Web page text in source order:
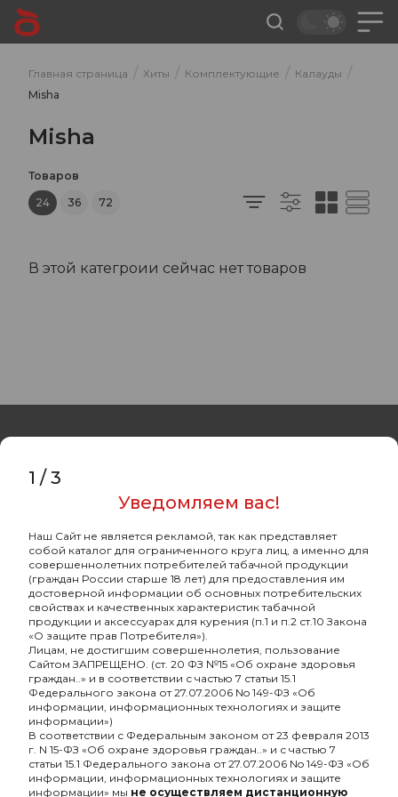
Главная страница / Хиты / Комплектующие / Калауды /
Misha
Misha
Товаров
24
36 72
В этой категроии сейчас нет товаров
Оптовый портал
8 (495) 740-22-08
8 (800) 222-82-00
Время работы
пн-пт: с 10:00 до 19:00
info@oshisha.net
О компании
Покупателям
1 /3
Уведомляем вас!
Наш Сайт не является рекламой, так как представляет
собой каталог для ограниченного круга лиц, а именно для
совершеннолетних потребителей табачной продукции
(граждан России старше 18 лет) для предоставления им
достоверной информации об основных потребительских
свойствах и качественных характеристик табачной
продукции и аксессуарах для курения (п.1 и п.2 ст.10 Закона
«О защите прав Потребителя»).
Лицам, не достигшим совершеннолетия, пользование
Сайтом ЗАПРЕЩЕНО. (ст. 20 ФЗ №15 «Об охране здоровья
граждан..» и в соответствии с частью 7 статьи 15.1
Федерального закона от 27.07.2006 No 149-ФЗ «Об
информации, информационных технологиях и защите
информации»)
В соответствии с Федеральным законом от 23 февраля 2013
г. N 15-ФЗ «Об охране здоровья граждан..» и с частью 7
статьи 15.1 Федерального закона от 27.07.2006 No 149-ФЗ «Об
информации, информационных технологиях и защите
информации» мы не осуществляем дистанционную